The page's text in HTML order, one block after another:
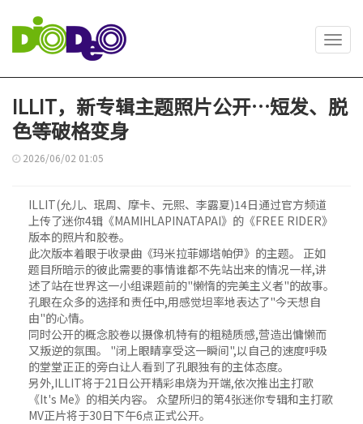
ILLIT，新专辑主题照片公开…短发、脱
色等破格变身
2026/06/02 01:05
ILLIT(允儿、珉周、摩卡、元熙、李露夏)14日通过官方频道
上传了迷你4辑《MAMIHLAPINATAPAI》的《FREE RIDER》
版本的照片和胶卷。
此次版本着眼于收录曲《玛米拉菲娜塔帕伊》的主题。 正如
题目所暗示的彼此需要的事情谁都不先站出来的情况一样,讲
述了站在世界这一小组课题前的"懒惰的完美主义者"的故事。
孔眼在众多的选择和责任中,用感觉坦率地表达了"今天想自
由"的心情。
同时公开的概念胶卷以摄像机特有的粗糙质感,营造出慵懒而
又叛逆的氛围。 "闭上眼睛享受这一瞬间",以自己的速度呼吸
的堂堂正正的旁白让人看到了孔眼独有的主体态度。
另外,ILLIT将于21日公开精彩串烧为开端,依次推出主打歌
《It's Me》的相关内容。 众望所归的第4张迷你专辑和主打歌
MV正片将于30日下午6点正式公开。